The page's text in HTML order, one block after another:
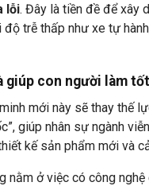
lỗi. Đây là tiền đề để xây
trễ thấp như xe tự
giúp con người làm
mới này sẽ thay thế
giúp nhân sự ngành
kế sản phẩm mới và
nằm ở việc có công nghệ